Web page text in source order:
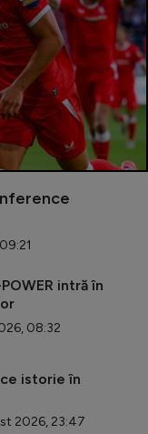
intră în
08:32
istorie în
2026, 23:47